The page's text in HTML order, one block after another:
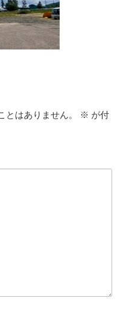
とはありません。 ※ が付